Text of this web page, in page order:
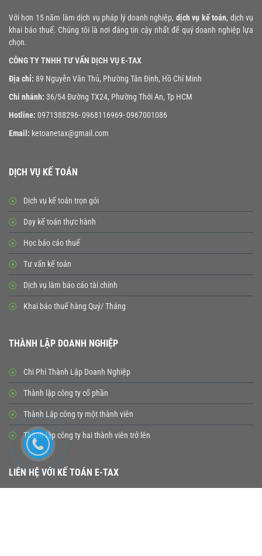
Với hơn 15 năm làm dịch vụ pháp lý doanh nghiệp, dịch vụ kế toán, dịch vụ
khai báo thuế. Chúng tôi là nơi đáng tin cậy nhất để quý doanh nghiệp lựa
chọn.
CÔNG TY TNHH TƯ VẤN DỊCH VỤ E-TAX
Địa chỉ: 89 Nguyễn Văn Thủ, Phường Tân Định, Hồ Chí Minh
Chi nhánh: 36/54 Đường TX24, Phường Thới An, Tp HCM
Hotline: 0971388296- 0968116969- 0967001086
Email: ketoanetax@gmail.com
DỊCH VỤ KẾ TOÁN
Dịch vụ kế toán trọn gói
Dạy kế toán thực hành
Học báo cáo thuế
Tư vấn kế toán
Dịch vụ làm báo cáo tài chính
Khai báo thuế hàng Quý/ Tháng
THÀNH LẬP DOANH NGHIỆP
Chi Phí Thành Lập Doanh Nghiệp
Thành lập công ty cổ phần
Thành Lập công ty một thành viên
Thành lập công ty hai thành viên trở lên
LIÊN HỆ VỚI KẾ TOÁN E-TAX